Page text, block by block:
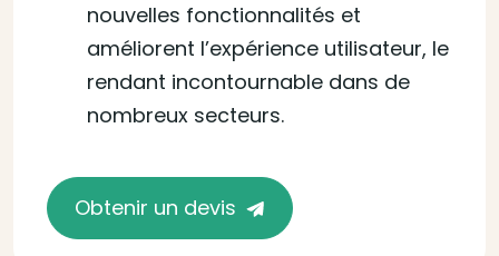
nouvelles fonctionnalités et
améliorent l’expérience utilisateur, le
rendant incontournable dans de
nombreux secteurs.
Obtenir un devis